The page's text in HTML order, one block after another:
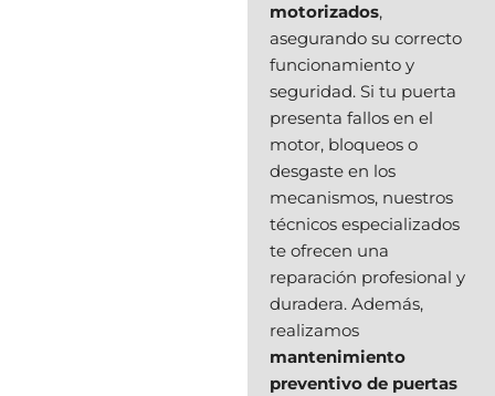
motorizados,
asegurando su correcto
funcionamiento y
seguridad. Si tu puerta
presenta fallos en el
motor, bloqueos o
desgaste en los
mecanismos, nuestros
técnicos especializados
te ofrecen una
reparación profesional y
duradera. Además,
realizamos
mantenimiento
preventivo de puertas